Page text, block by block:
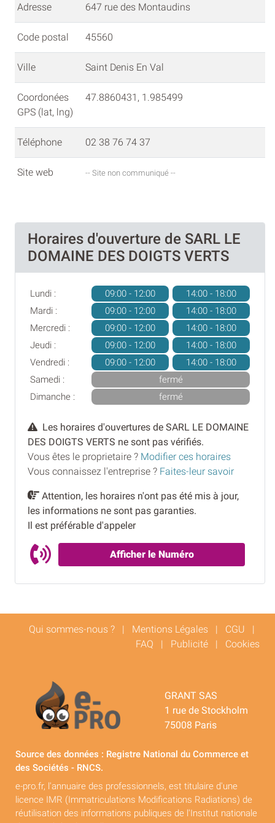
Adresse 647 rue des Montaudins
Code postal 45560
Ville Saint Denis En Val
Coordonées
GPS (lat, lng)
47.8860431, 1.985499
Téléphone 02 38 76 74 37
Site web -- Site non communiqué --
Horaires d'ouverture de SARL LE
DOMAINE DES DOIGTS VERTS
Lundi : 09:00 - 12:00
14:00 - 18:00
Mardi :
09:00 - 12:00
14:00 - 18:00
Mercredi :
09:00 - 12:00
14:00 - 18:00
Jeudi :
09:00 - 12:00
14:00 - 18:00
Vendredi :
09:00 - 12:00
14:00 - 18:00
Samedi :
fermé
Dimanche :
fermé
Les horaires d'ouvertures de SARL LE DOMAINE
DES DOIGTS VERTS ne sont pas vérifiés.
Vous êtes le proprietaire ? Modifier ces horaires
Vous connaissez l'entreprise ? Faites-leur savoir
Attention, les horaires n'ont pas été mis à jour,
les informations ne sont pas garanties.
Il est préférable d'appeler
Afficher le Numéro
Qui sommes-nous ? | Mentions Légales | CGU |
FAQ | Publicité | Cookies
GRANT SAS
1 rue de Stockholm
75008 Paris
Source des données : Registre National du Commerce et
des Sociétés - RNCS.
e-pro.fr, l'annuaire des professionnels, est titulaire d'une
licence IMR (Immatriculations Modifications Radiations) de
réutilisation des informations publiques de l'Institut nationale